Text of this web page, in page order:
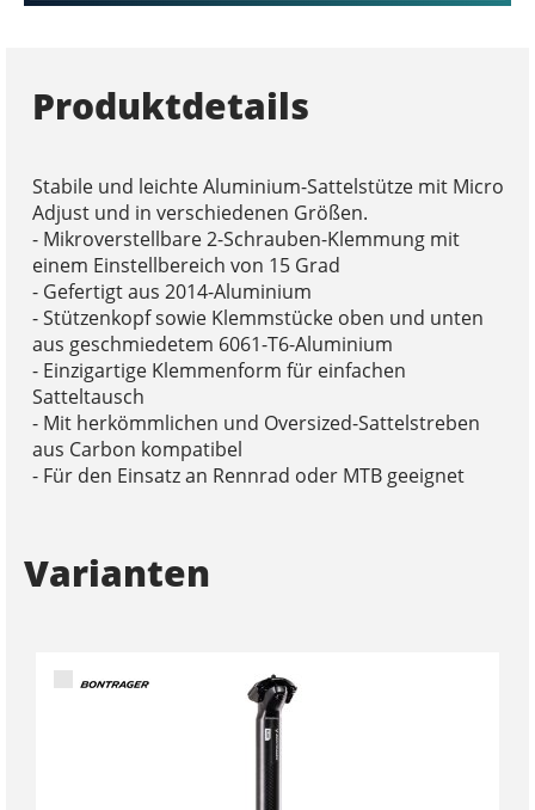
Produktdetails
Stabile und leichte Aluminium-Sattelstütze mit Micro
Adjust und in verschiedenen Größen.
- Mikroverstellbare 2-Schrauben-Klemmung mit
einem Einstellbereich von 15 Grad
- Gefertigt aus 2014-Aluminium
- Stützenkopf sowie Klemmstücke oben und unten
aus geschmiedetem 6061-T6-Aluminium
- Einzigartige Klemmenform für einfachen
Satteltausch
- Mit herkömmlichen und Oversized-Sattelstreben
aus Carbon kompatibel
- Für den Einsatz an Rennrad oder MTB geeignet
Varianten